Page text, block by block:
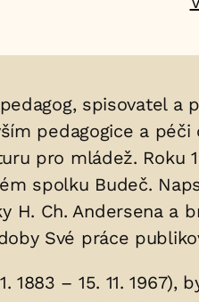
pedagog, spisovatel
pedagogice a
pro mládež.
spolku Budeč.
H. Ch. Andersena
Své práce
1883 – 15. 11.